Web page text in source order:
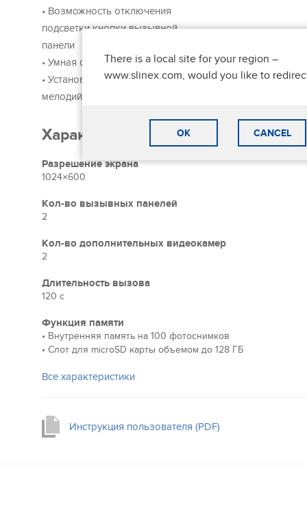
аналоговыми вызывными панелями.
Кроме того, домофон поддерживает до 3-х мониторов
Позаботьтесь о вашей безопасности
Ваш дом всегда будет в безопасности. Sonik 7
детектором движения, а также поддерживает
всегда быть в курсе того, что происходит за дверью.
• Возможность отключения
подсветки кнопки вызывной
панели
• Умная фоторамка
• Установка любых MP3
мелодий вызова
Характеристики
Разрешение экрана
1024×600
Кол-во вызывных панелей
2
Кол-во дополнительных видеокамер
2
Длительность вызова
120 c
Функция памяти
• Внутренняя память на 100 фотоснимков
• Слот для microSD карты объемом до 128 ГБ
Все характеристики
Инструкция пользователя (PDF)
There is a local site for your region –
www.slinex.com, would you like to
OK CANCEL